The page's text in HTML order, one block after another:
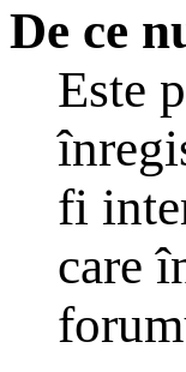
De ce
Este
fi
care